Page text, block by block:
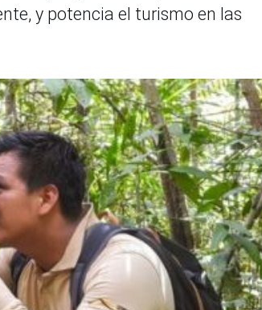
y potencia el turismo en las